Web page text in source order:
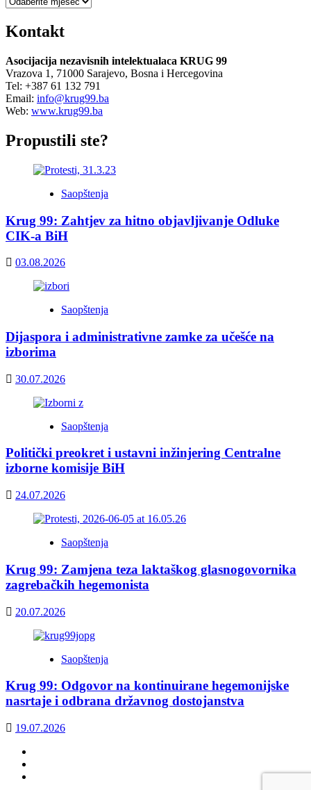
Kontakt
Asocijacija nezavisnih intelektualaca KRUG 99
Vrazova 1, 71000 Sarajevo, Bosna i Hercegovina
Tel: +387 61 132 791
Email: info@krug99.ba
Web: www.krug99.ba
Propustili ste?
Saopštenja
Krug 99: Zahtjev za hitno objavljivanje Odluke
CIK-a BiH
03.08.2026
Saopštenja
Dijaspora i administrativne zamke za učešće na
izborima
30.07.2026
Saopštenja
Politički preokret i ustavni inžinjering Centralne
izborne komisije BiH
24.07.2026
Saopštenja
Krug 99: Zamjena teza laktaškog glasnogovornika
zagrebačkih hegemonista
20.07.2026
Saopštenja
Krug 99: Odgovor na kontinuirane hegemonijske
nasrtaje i odbrana državnog dostojanstva
19.07.2026